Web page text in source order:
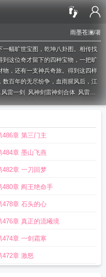
雨墨苍澜/著
幅旷世宝图，乾坤八卦图。相传找
这位奇才留下的四种宝物，一把旷
，还有一支神兵奇旅。得到这四样
百年的无尽纷争，血雨腥风后，江
风雷一剑 风神剑雷神剑合体 风雷风
么获得风雷剑龙风雷剑传说风雷神
雷剑谱给谁学风雷剑法怎么获得
486章 第三门主
484章 墨山飞燕
482章 一刀回梦
480章 阎王绝命手
478章 石头的心
476章 真正的流曦境
474章 一剑霜寒
472章 激怒